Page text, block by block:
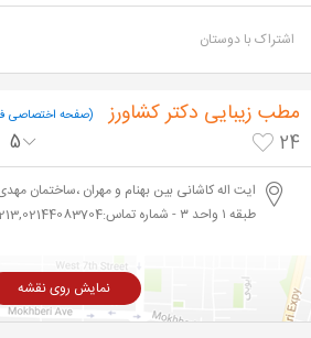
اشتراک با دوستان
مطب زیبایی دکتر کشاورز (صفحه اختصاصی
24
5
طبقه ۱ واحد ۳ - شماره تماس:09195137213,02144083704
نمایش روی نقشه